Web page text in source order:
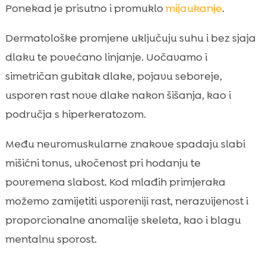
Ponekad je prisutno i promuklo mijaukanje.
Dermatološke promjene uključuju suhu i bez sjaja
dlaku te povećano linjanje. Uočavamo i
simetričan gubitak dlake, pojavu seboreje,
usporen rast nove dlake nakon šišanja, kao i
područja s hiperkeratozom.
Među neuromuskularne znakove spadaju slabi
mišićni tonus, ukočenost pri hodanju te
povremena slabost. Kod mlađih primjeraka
možemo zamijetiti usporeniji rast, nerazvijenost i
proporcionalne anomalije skeleta, kao i blagu
mentalnu sporost.